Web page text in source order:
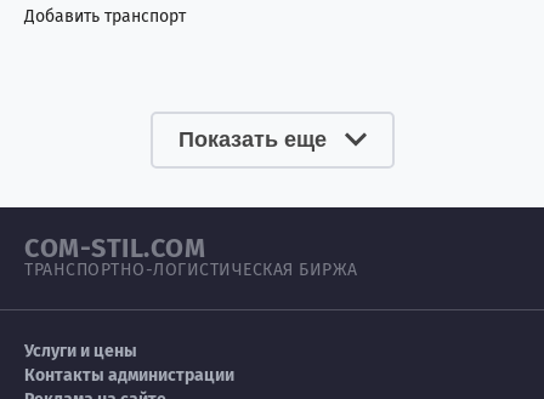
Добавить транспорт
Показать еще
COM-STIL.COM
ТРАНСПОРТНО-ЛОГИСТИЧЕСКАЯ БИРЖА
Услуги и цены
Контакты администрации